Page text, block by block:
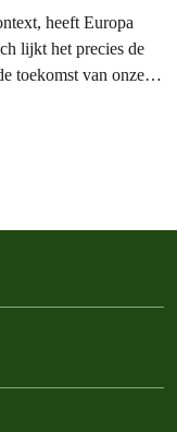
heeft Europa
lijkt het precies de
toekomst van onze
afhankelijk van een
is voor de planeet,